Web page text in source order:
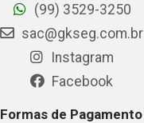
(99) 3529-3250
sac@gkseg.com.br
Instagram
Facebook
Formas de Pagamento